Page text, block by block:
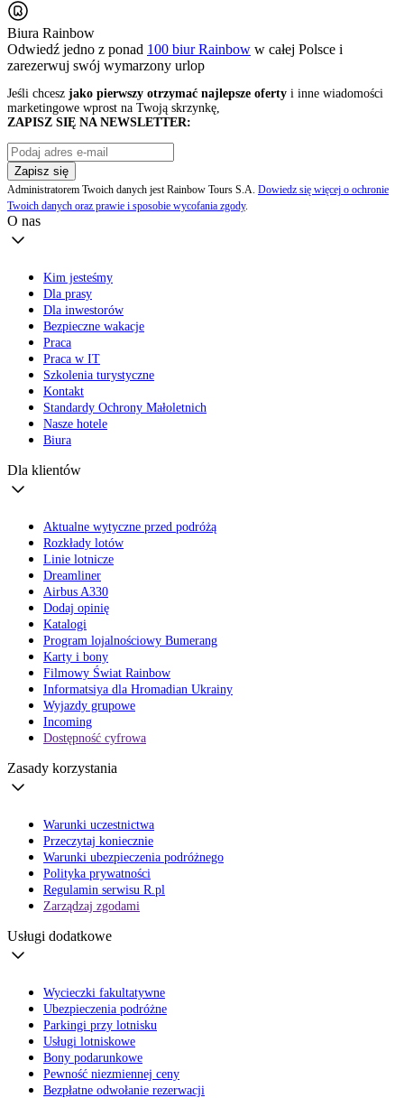
Biura Rainbow
Odwiedź jedno z ponad 100 biur Rainbow w całej Polsce i
zarezerwuj swój wymarzony urlop
Jeśli chcesz jako pierwszy otrzymać najlepsze oferty i inne wiadomości
marketingowe wprost na Twoją skrzynkę,
ZAPISZ SIĘ NA NEWSLETTER:
Zapisz się
Administratorem Twoich danych jest Rainbow Tours S.A. Dowiedz się więcej o ochronie
Twoich danych oraz prawie i sposobie wycofania zgody.
O nas
Kim jesteśmy
Dla prasy
Dla inwestorów
Bezpieczne wakacje
Praca
Praca w IT
Szkolenia turystyczne
Kontakt
Standardy Ochrony Małoletnich
Nasze hotele
Biura
Dla klientów
Aktualne wytyczne przed podróżą
Rozkłady lotów
Linie lotnicze
Dreamliner
Airbus A330
Dodaj opinię
Katalogi
Program lojalnościowy Bumerang
Karty i bony
Filmowy Świat Rainbow
Informatsiya dla Hromadian Ukrainy
Wyjazdy grupowe
Incoming
Dostępność cyfrowa
Zasady korzystania
Warunki uczestnictwa
Przeczytaj koniecznie
Warunki ubezpieczenia podróżnego
Polityka prywatności
Regulamin serwisu R.pl
Zarządzaj zgodami
Usługi dodatkowe
Wycieczki fakultatywne
Ubezpieczenia podróżne
Parkingi przy lotnisku
Usługi lotniskowe
Bony podarunkowe
Pewność niezmiennej ceny
Bezpłatne odwołanie rezerwacji